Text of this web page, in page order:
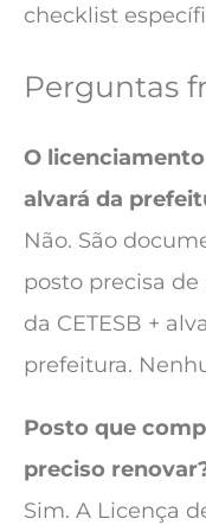
checklist
Perguntas
O
alvará da
Não. São
posto precisa
da CETESB +
prefeitura.
Posto que
preciso
Sim. A Licença